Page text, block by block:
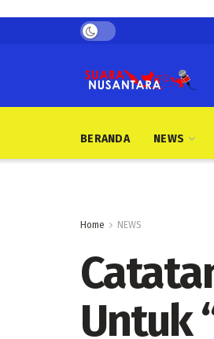
BERANDA NEWS
Home NEWS
Untuk